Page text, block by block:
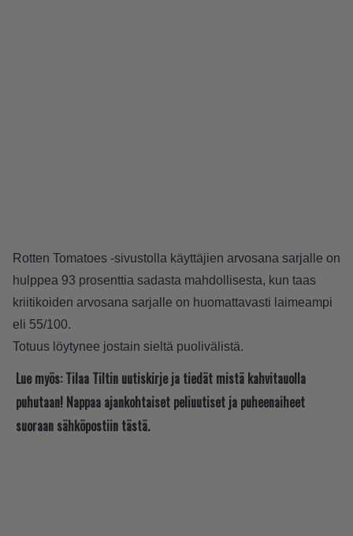
Rotten Tomatoes -sivustolla käyttäjien arvosana sarjalle on
hulppea 93 prosenttia sadasta mahdollisesta, kun taas
kriitikoiden arvosana sarjalle on huomattavasti laimeampi
eli 55/100.
Totuus löytynee jostain sieltä puolivälistä.
Lue myös: Tilaa Tiltin uutiskirje ja tiedät mistä kahvitauolla
puhutaan! Nappaa ajankohtaiset peliuutiset ja puheenaiheet
suoraan sähköpostiin tästä.